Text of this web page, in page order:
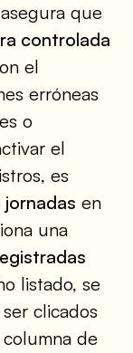
que
controlada
el
erróneas
o
el
es
en
una
listado, se
clicados
de